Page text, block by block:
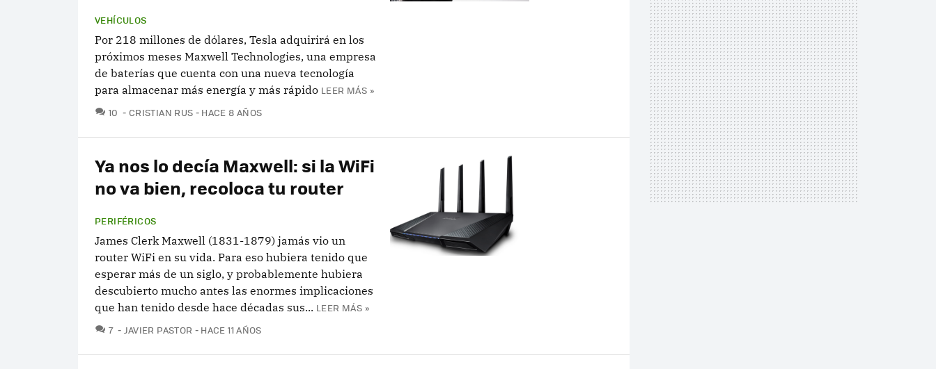
VEHÍCULOS
Por 218 millones de dólares, Tesla adquirirá en los
próximos meses Maxwell Technologies, una empresa
de baterías que cuenta con una nueva tecnología
para almacenar más energía y más rápido LEER MÁS »
10 COMENTARIOS
CRISTIAN RUS HACE 8 AÑOS
Ya nos lo decía Maxwell: si la WiFi
no va bien, recoloca tu router
PERIFÉRICOS
James Clerk Maxwell (1831-1879) jamás vio un
router WiFi en su vida. Para eso hubiera tenido que
esperar más de un siglo, y probablemente hubiera
descubierto mucho antes las enormes implicaciones
que han tenido desde hace décadas sus... LEER MÁS »
7 COMENTARIOS
JAVIER PASTOR HACE 11 AÑOS